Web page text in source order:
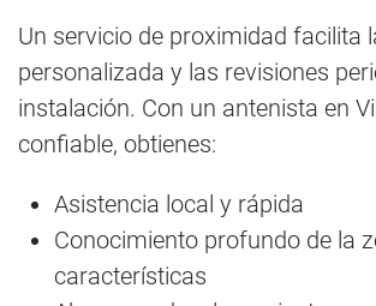
Un servicio de proximidad facilita
personalizada y las revisiones
instalación. Con un antenista en
confiable, obtienes:
Asistencia local y rápida
Conocimiento profundo de la
características